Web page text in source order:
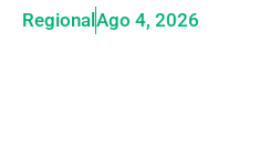
RegionalAgo 4, 2026